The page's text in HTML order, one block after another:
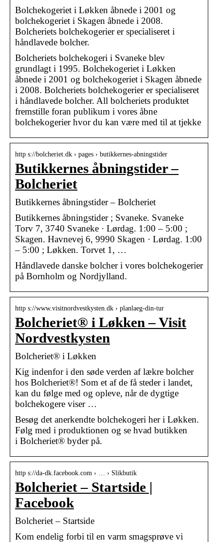
Bolchekogeriet i Løkken åbnede i 2001 og
bolchekogeriet i Skagen åbnede i 2008.
Bolcheriets bolchekogerier er specialiseret i
håndlavede bolcher.
Bolcheriets bolchekogeri i Svaneke blev
grundlagt i 1995. Bolchekogeriet i Løkken
åbnede i 2001 og bolchekogeriet i Skagen åbnede
i 2008. Bolcheriets bolchekogerier er specialiseret
i håndlavede bolcher. All bolcheriets produktet
fremstille foran publikum i vores åbne
bolchekogerier hvor du kan være med til at tjekke
http s://bolcheriet.dk › pages › butikkernes-abningstider
Butikkernes åbningstider –
Bolcheriet
Butikkernes åbningstider – Bolcheriet
Butikkernes åbningstider ; Svaneke. Svaneke
Torv 7, 3740 Svaneke · Lørdag. 1:00 – 5:00 ;
Skagen. Havnevej 6, 9990 Skagen · Lørdag. 1:00
– 5:00 ; Løkken. Torvet 1, …
Håndlavede danske bolcher i vores bolchekogerier
på Bornholm og Nordjylland.
http s://www.visitnordvestkysten.dk › planlaeg-din-tur
Bolcheriet® i Løkken – Visit
Nordvestkysten
Bolcheriet® i Løkken
Kig indenfor i den søde verden af lækre bolcher
hos Bolcheriet®! Som et af de få steder i landet,
kan du følge med og opleve, når de dygtige
bolchekogere viser …
Besøg det anerkendte bolchekogeri her i Løkken.
Følg med i produktionen og se hvad butikken
i Bolcheriet® byder på.
http s://da-dk.facebook.com › … › Slikbutik
Bolcheriet – Startside |
Facebook
Bolcheriet – Startside
Kom endelig forbi til en varm smagsprøve vi